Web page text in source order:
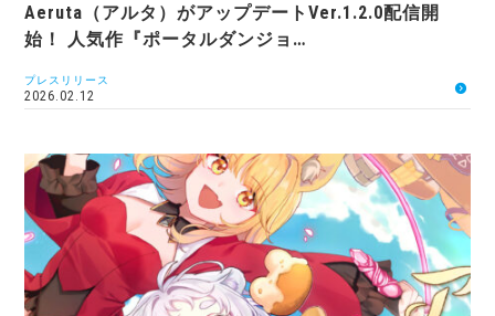
Aeruta（アルタ）がアップデートVer.1.2.0配信開
始！ 人気作『ポータルダンジョ…
プレスリリース
2026.02.12